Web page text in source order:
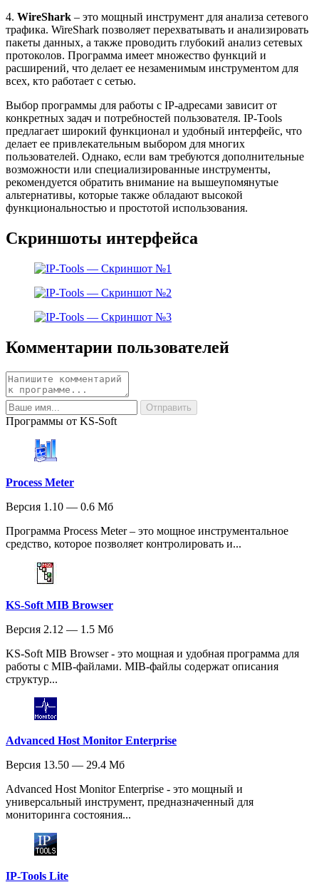
4. WireShark – это мощный инструмент для анализа сетевого
трафика. WireShark позволяет перехватывать и анализировать
пакеты данных, а также проводить глубокий анализ сетевых
протоколов. Программа имеет множество функций и
расширений, что делает ее незаменимым инструментом для
всех, кто работает с сетью.
Выбор программы для работы с IP-адресами зависит от
конкретных задач и потребностей пользователя. IP-Tools
предлагает широкий функционал и удобный интерфейс, что
делает ее привлекательным выбором для многих
пользователей. Однако, если вам требуются дополнительные
возможности или специализированные инструменты,
рекомендуется обратить внимание на вышеупомянутые
альтернативы, которые также обладают высокой
функциональностью и простотой использования.
Скриншоты интерфейса
Комментарии пользователей
Программы от KS-Soft
Process Meter
Версия 1.10 — 0.6 Мб
Программа Process Meter – это мощное инструментальное
средство, которое позволяет контролировать и...
KS-Soft MIB Browser
Версия 2.12 — 1.5 Мб
KS-Soft MIB Browser - это мощная и удобная программа для
работы с MIB-файлами. MIB-файлы содержат описания
структур...
Advanced Host Monitor Enterprise
Версия 13.50 — 29.4 Мб
Advanced Host Monitor Enterprise - это мощный и
универсальный инструмент, предназначенный для
мониторинга состояния...
IP-Tools Lite